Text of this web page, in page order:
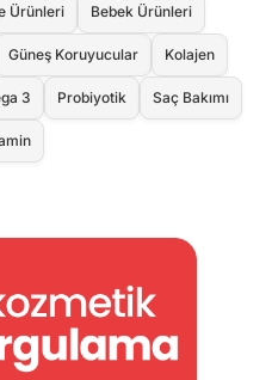
Ürünleri Bebek Ürünleri
Güneş Koruyucular Kolajen
3 Probiyotik Saç Bakımı